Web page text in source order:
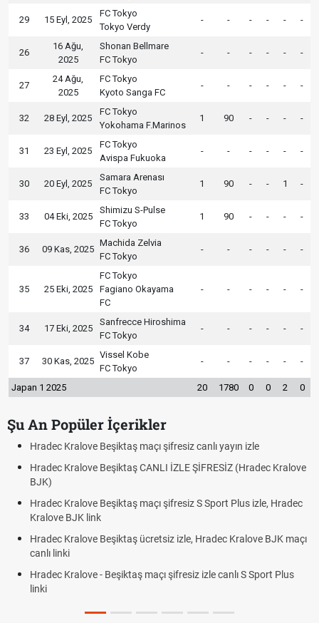
29 15 Eyl, 2025
FC Tokyo
Tokyo Verdy
- - - - - -
26
16 Ağu,
2025
Shonan Bellmare
FC Tokyo
- - - - - -
27
24 Ağu,
2025
FC Tokyo
Kyoto Sanga FC
- - - - - -
32 28 Eyl, 2025
FC Tokyo
Yokohama F.Marinos
1 90 - - - -
31 23 Eyl, 2025
FC Tokyo
Avispa Fukuoka
- - - - - -
30 20 Eyl, 2025
Samara Arenası
FC Tokyo
1 90 - - 1 -
33 04 Eki, 2025
Shimizu S-Pulse
FC Tokyo
1 90 - - - -
36 09 Kas, 2025
Machida Zelvia
FC Tokyo
- - - - - -
35 25 Eki, 2025
FC Tokyo
Fagiano Okayama
FC
- - - - - -
34 17 Eki, 2025
Sanfrecce Hiroshima
FC Tokyo
- - - - - -
37 30 Kas, 2025
Vissel Kobe
FC Tokyo
- - - - - -
Japan 1 2025 20 1780 0 0 2 0
Şu An Popüler İçerikler
Hradec Kralove Beşiktaş maçı şifresiz canlı yayın izle
Hradec Kralove Beşiktaş CANLI İZLE ŞİFRESİZ (Hradec Kralove
BJK)
Hradec Kralove Beşiktaş maçı şifresiz S Sport Plus izle, Hradec
Kralove BJK link
Hradec Kralove Beşiktaş ücretsiz izle, Hradec Kralove BJK maçı
canlı linki
Hradec Kralove - Beşiktaş maçı şifresiz izle canlı S Sport Plus
linki